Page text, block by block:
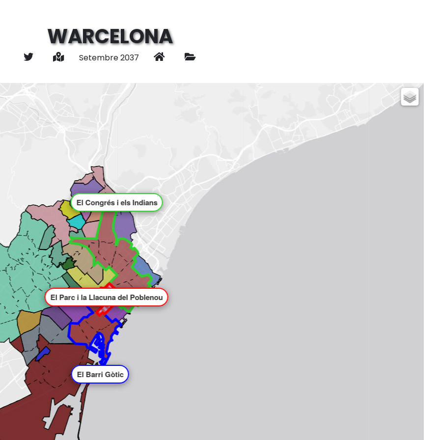
WARCELONA
Setembre 2037
El Barri Gòtic
El Congrés i els Indians
El Parc i la Llacuna del Poblenou